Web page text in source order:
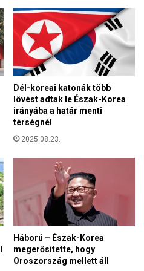
Dél-koreai katonák több
lövést adtak le Észak-Korea
irányába a határ menti
térségnél
2025.08.23.
Háború – Észak-Korea
megerősítette, hogy
Oroszország mellett áll